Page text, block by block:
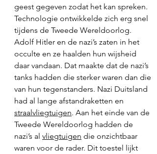
geest gegeven zodat het kan spreken.
Technologie ontwikkelde zich erg snel
tijdens de Tweede Wereldoorlog.
Adolf Hitler en de nazi’s zaten in het
occulte en ze haalden hun wijsheid
daar vandaan. Dat maakte dat de nazi’s
tanks hadden die sterker waren dan die
van hun tegenstanders. Nazi Duitsland
had al lange afstandraketten en
straalvliegtuigen. Aan het einde van de
Tweede Wereldoorlog hadden de
nazi’s al vliegtuigen die onzichtbaar
waren voor de rader. Dit toestel lijkt